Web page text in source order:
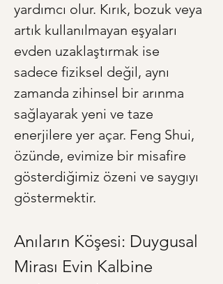
yardımcı olur. Kırık, bozuk veya
artık kullanılmayan eşyaları
evden uzaklaştırmak ise
sadece fiziksel değil, aynı
zamanda zihinsel bir arınma
sağlayarak yeni ve taze
enerjilere yer açar. Feng Shui,
özünde, evimize bir misafire
gösterdiğimiz özeni ve saygıyı
göstermektir.
Anıların Köşesi: Duygusal
Mirası Evin Kalbine